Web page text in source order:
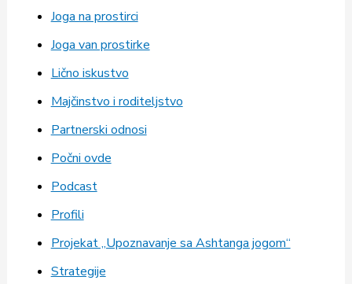
Joga na prostirci
Joga van prostirke
Lično iskustvo
Majčinstvo i roditeljstvo
Partnerski odnosi
Počni ovde
Podcast
Profili
Projekat „Upoznavanje sa Ashtanga jogom“
Strategije